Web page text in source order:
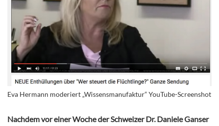
Eva Hermann moderiert „Wissensmanufaktur“ YouTube-Screenshot
Nachdem vor einer Woche der Schweizer Dr. Daniele Ganser